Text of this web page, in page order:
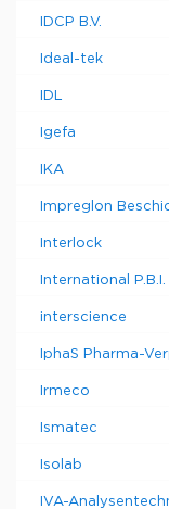
IDCP B.V.
Ideal-tek
IDL
Igefa
IKA
Impreglon
Interlock
International P.B.I.
interscience
IphaS Pharma-
Irmeco
Ismatec
Isolab
IVA-